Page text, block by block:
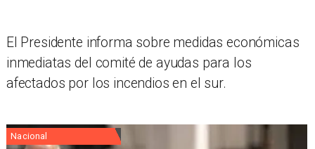
El Presidente informa sobre medidas económicas
inmediatas del comité de ayudas para los
afectados por los incendios en el sur.
Nacional